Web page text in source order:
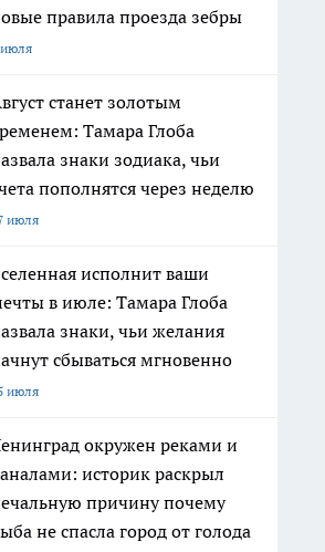
правила проезда зебры
станет золотым
Тамара Глоба
знаки зодиака, чьи
пополнятся через неделю
июля
исполнит ваши
в июле: Тамара Глоба
знаки, чьи желания
сбываться мгновенно
июля
окружен реками и
историк раскрыл
причину почему
не спасла город от голода